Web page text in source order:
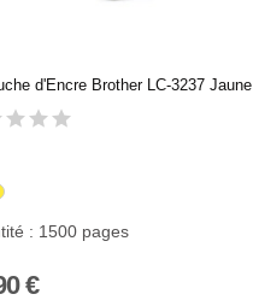
d'Encre Brother LC-3237 Jaune
: 1500 pages
€